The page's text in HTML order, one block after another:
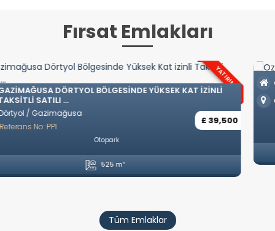
Fırsat Emlakları
OZANKÖY BÖLGESINDE TÜRK KOÇANLI LÜKS VILLALAR
Ozanköy / Girne
£ 742,500
Referans No: YP57
Eşyasız Amerikan Mutfak
Tüm Emlaklar